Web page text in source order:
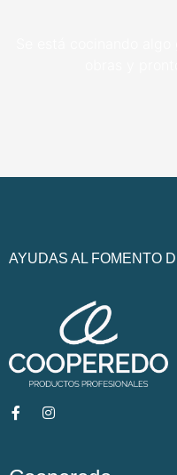
AYUDAS AL FOMENTO